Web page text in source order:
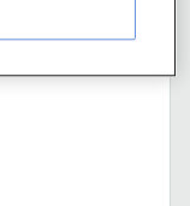
juro
sobre o